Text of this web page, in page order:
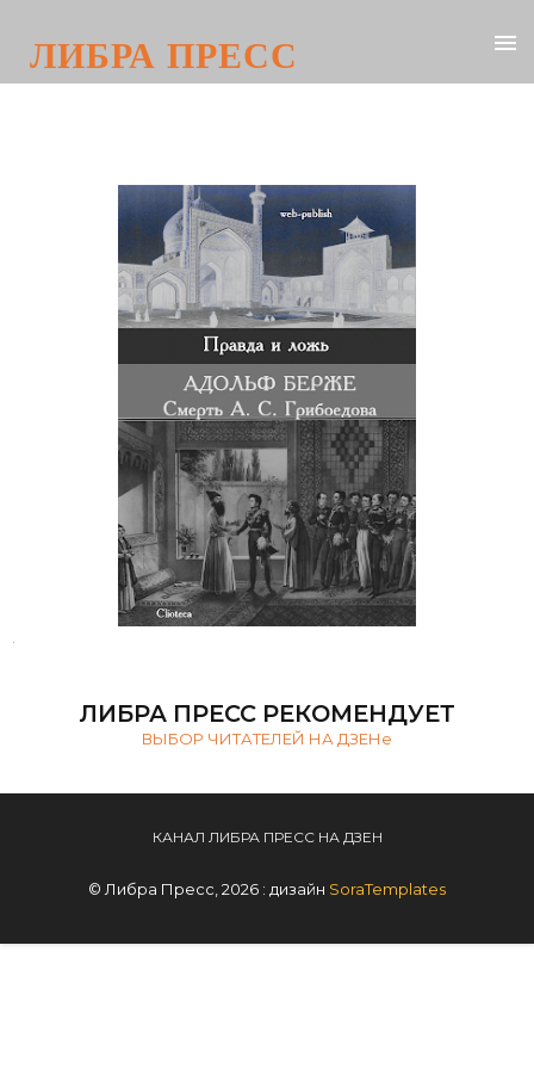
ЛИБРА ПРЕСС
Адольф Берже. Смерть А. С.
Грибоедова
ЛИБРА ПРЕСС РЕКОМЕНДУЕТ
ВЫБОР ЧИТАТЕЛЕЙ НА ДЗЕНе
КАНАЛ ЛИБРА ПРЕСС НА ДЗЕН
© Либра Пресс, 2026 : дизайн SoraTemplates